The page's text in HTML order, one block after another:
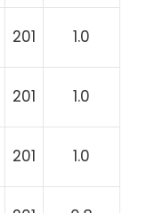
201 1.0
201 1.0
201 1.0